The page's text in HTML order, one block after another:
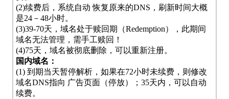
(2)续费后，系统自动 恢复原来的DNS，刷新时间大概
是24－48小时。
(3)39-70天，域名处于赎回期（Redemption），此期间
域名无法管理，需手工赎回！
(4)75天，域名被彻底删除，可以重新注册。
国内域名：
(1) 到期当天暂停解析，如果在72小时未续费，则修改
域名DNS指向 广告页面（停放）；35天内，可以自动
续费。